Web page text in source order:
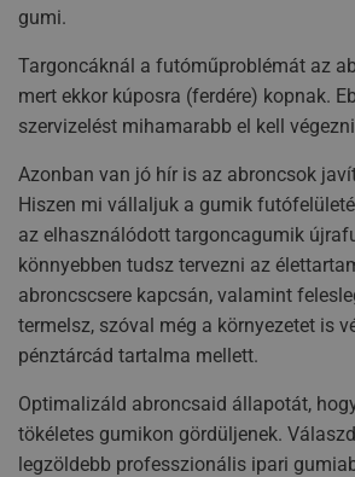
gumi.
Targoncáknál a futóműproblémát az
mert ekkor kúposra (ferdére) kopnak.
szervizelést mihamarabb el kell
Azonban van jó hír is az abroncsok
Hiszen mi vállaljuk a gumik
az elhasználódott targoncagumik
könnyebben tudsz tervezni az
abroncscsere kapcsán, valamint
termelsz, szóval még a környezetet is
pénztárcád tartalma mellett.
Optimalizáld abroncsaid állapotát,
tökéletes gumikon gördüljenek.
legzöldebb professzionális ipari